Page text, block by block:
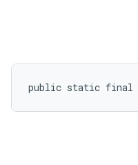
public static final